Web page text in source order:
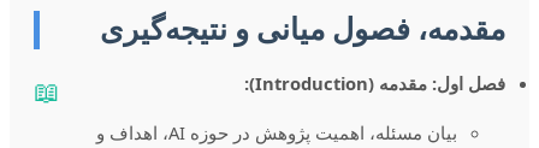
مقدمه، فصول میانی و نتیجه‌گیری
📖 فصل اول: مقدمه (Introduction):
بیان مسئله، اهمیت پژوهش در حوزه AI، اهداف و